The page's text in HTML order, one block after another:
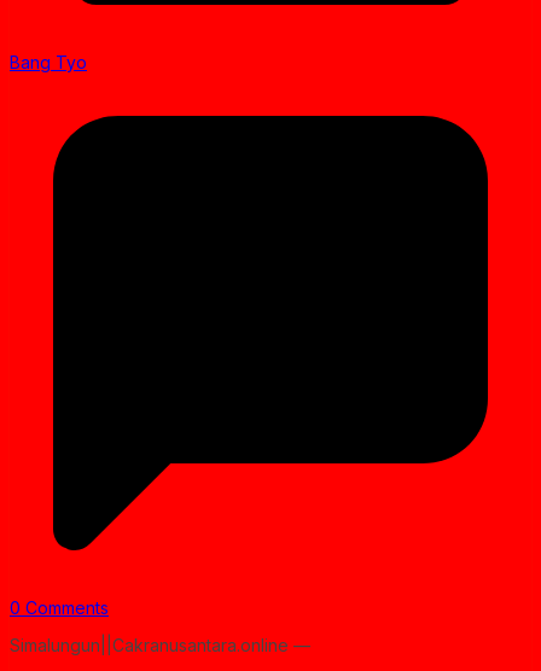
Bang Tyo
0 Comments
Simalungun||Cakranusantara.online —